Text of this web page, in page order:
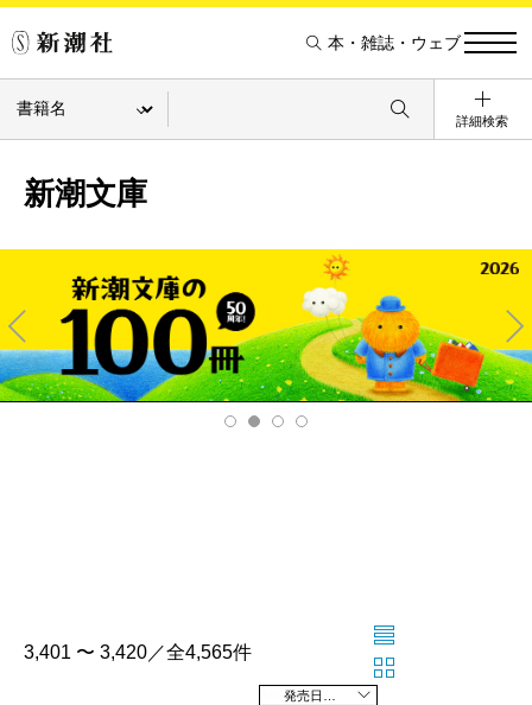
本・雑誌・ウェブ
詳細検索
新潮文庫
Pre
v
Ne
xt
3,401 〜 3,420／全4,565件